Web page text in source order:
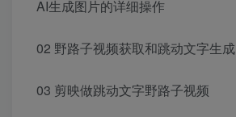
AI生成图片的详细操作
02 野路子视频获取和跳动文字生成
03 剪映做跳动文字野路子视频